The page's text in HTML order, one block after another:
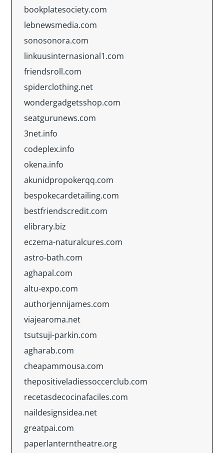
bookplatesociety.com
lebnewsmedia.com
sonosonora.com
linkuusinternasional1.com
friendsroll.com
spiderclothing.net
wondergadgetsshop.com
seatgurunews.com
3net.info
codeplex.info
okena.info
akunidpropokerqq.com
bespokecardetailing.com
bestfriendscredit.com
elibrary.biz
eczema-naturalcures.com
astro-bath.com
aghapal.com
altu-expo.com
authorjennijames.com
viajearoma.net
tsutsuji-parkin.com
agharab.com
cheapammousa.com
thepositiveladiessoccerclub.com
recetasdecocinafaciles.com
naildesignsidea.net
greatpai.com
paperlanterntheatre.org